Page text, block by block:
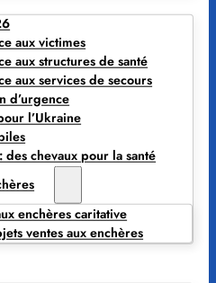
aux victimes
aux structures de santé
aux services de secours
d’urgence
l’Ukraine
des chevaux pour la santé
enchères caritative
ventes aux enchères